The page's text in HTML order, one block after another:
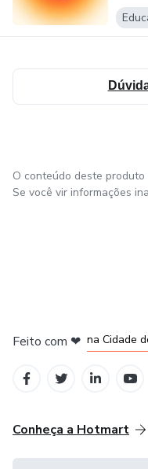
O conteúdo deste
Se você vir informações
Feito com ❤ na Cidade
Conheça a Hotmart